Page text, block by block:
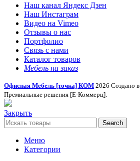
Наш канал Яндекс Дзен
Наш Инстаграм
Видео на Vimeo
Отзывы о нас
Портфолио
Связь с нами
Каталог товаров
Мебель на заказ
Офисная Мебель [точка] КОМ 2026 Создано в
Премиальные решения [Е-Коммерц].
Закрыть
Search
Меню
Категории